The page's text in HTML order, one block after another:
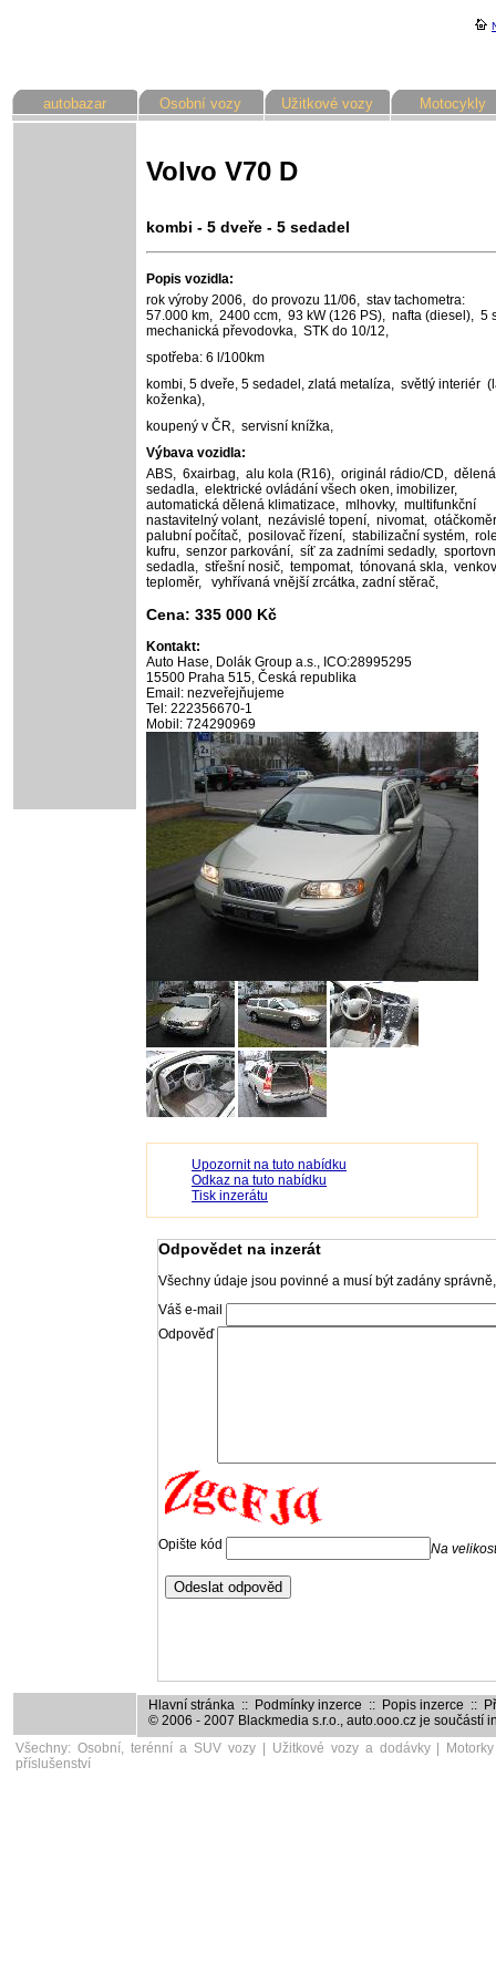
autobazar Osobní vozy Užitkové vozy Motocykly
Volvo V70 D
kombi - 5 dveře - 5 sedadel
Popis vozidla:
rok výroby 2006, do provozu 11/06, stav tachometra:
57.000 km, 2400 ccm, 93 kW (126 PS), nafta (diesel), 5
mechanická převodovka, STK do 10/12,
spotřeba: 6 l/100km
kombi, 5 dveře, 5 sedadel, zlatá metalíza, světlý interiér
koženka),
koupený v ČR, servisní knížka,
Výbava vozidla:
ABS, 6xairbag, alu kola (R16), originál rádio/CD,
sedadla, elektrické ovládání všech oken, imobilizer,
automatická dělená klimatizace, mlhovky, multifunkční
nastavitelný volant, nezávislé topení, nivomat,
palubní počítač, posilovač řízení, stabilizační systém,
kufru, senzor parkování, síť za zadními sedadly,
sedadla, střešní nosič, tempomat, tónovaná skla,
teploměr,
vyhřívaná vnější zrcátka, zadní stěrač,
Cena: 335 000 Kč
Kontakt:
Auto Hase, Dolák Group a.s., ICO:28995295
15500 Praha 515, Česká republika
Email: nezveřejňujeme
Tel: 222356670-1
Mobil: 724290969
Upozornit na tuto nabídku
Odkaz na tuto nabídku
Tisk inzerátu
Hlavní stránka :: Podmínky inzerce :: Popis inzerce ::
© 2006 - 2007 Blackmedia s.r.o., auto.ooo.cz je součástí
Všechny: Osobní, terénní a SUV vozy| Užitkové vozy a dodávky|
příslušenství